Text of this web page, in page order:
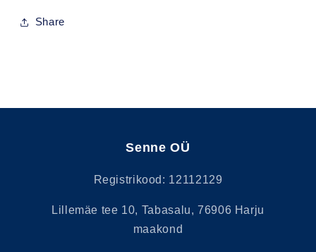
Share
Senne OÜ
Registrikood: 12112129
Lillemäe tee 10, Tabasalu, 76906 Harju
maakond